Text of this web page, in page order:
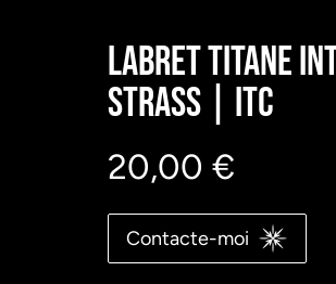
Labret Titane
Strass | Itc
20,00 €
Contacte-moi